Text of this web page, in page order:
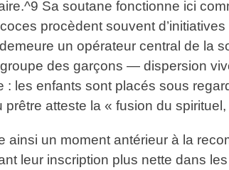
Sa soutane fonctionne ici
procèdent souvent
un opérateur central de la
des garçons — dispersion
: les enfants sont placés sous
atteste la « fusion du
ainsi un moment antérieur à la
leur inscription plus nette dans